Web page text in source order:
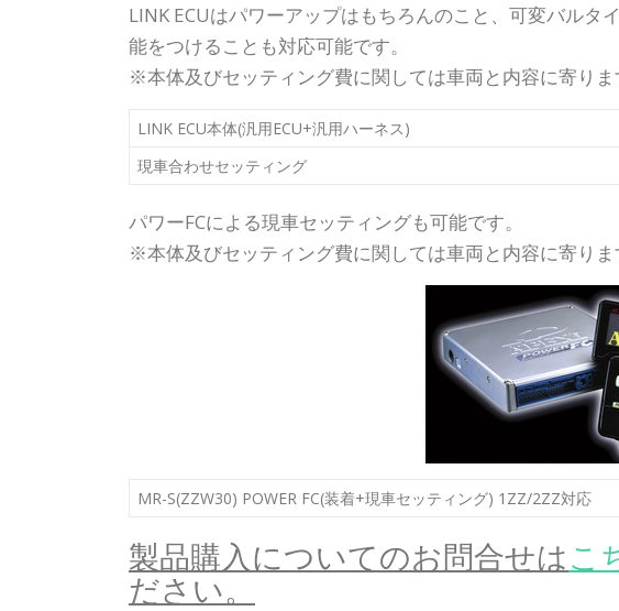
LINK ECUはパワーアップはもちろんのこと、可変バルタ
能をつけることも対応可能です。
※本体及びセッティング費に関しては車両と内容に寄りま
LINK ECU本体(汎用ECU+汎用ハーネス)
現車合わせセッティング
パワーFCによる現車セッティングも可能です。
※本体及びセッティング費に関しては車両と内容に寄りま
MR-S(ZZW30) POWER FC(装着+現車セッティング) 1ZZ/2ZZ対応
製品購入についてのお問合せはこ
ださい。